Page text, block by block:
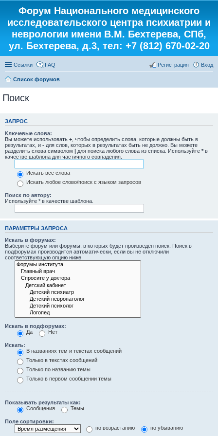
Форум Национального медицинского
исследовательского центра психиатрии и
неврологии имени В.М. Бехтерева, СПб,
ул. Бехтерева, д.3, тел: +7 (812) 670-02-20
Ссылки FAQ Вход
Регистрация
Список форумов
Поиск
ЗАПРОС
Ключевые слова:
Вы можете использовать + , чтобы определить слова, которые должны быть в
результатах, и - для слов, которых в результатах быть не должно. Вы можете
разделить слова символом | для поиска любого слова из списка. Используйте * в
качестве шаблона для частичного совпадения.
Искать все слова
Искать любое слово/поиск с языком запросов
Поиск по автору:
Используйте * в качестве шаблона.
ПАРАМЕТРЫ ЗАПРОСА
Искать в форумах:
Выберите форум или форумы, в которых будет произведён поиск. Поиск в
подфорумах производится автоматически, если вы не отключили
соответствующую опцию ниже.
Искать в подфорумах:
Да
Нет
Искать:
В названиях тем и текстах сообщений
Только в текстах сообщений
Только по названию темы
Только в первом сообщении темы
Показывать результаты как:
Сообщения
Темы
Поле сортировки:
по возрастанию
по убыванию